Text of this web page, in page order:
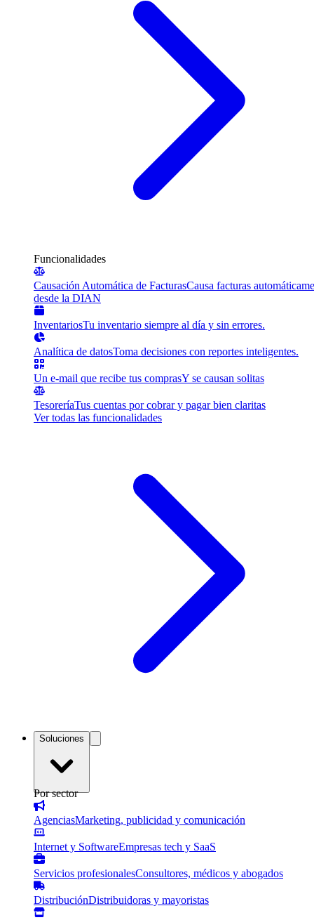
Funcionalidades
Causación Automática de FacturasCausa facturas
desde la DIAN
InventariosTu inventario siempre al día y sin errores.
Analítica de datosToma decisiones con reportes inteligentes.
Un e-mail que recibe tus comprasY se causan solitas
TesoreríaTus cuentas por cobrar y pagar bien claritas
Ver todas las funcionalidades
Soluciones
Por sector
AgenciasMarketing, publicidad y comunicación
Internet y SoftwareEmpresas tech y SaaS
Servicios profesionalesConsultores, médicos y abogados
DistribuciónDistribuidoras y mayoristas